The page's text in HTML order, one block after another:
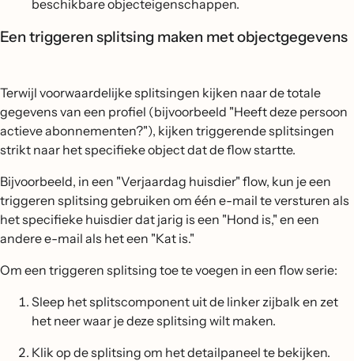
beschikbare objecteigenschappen.
Een triggeren splitsing maken met objectgegevens
Terwijl voorwaardelijke splitsingen kijken naar de totale
gegevens van een profiel (bijvoorbeeld "Heeft deze persoon
actieve abonnementen?"), kijken triggerende splitsingen
strikt naar het specifieke object dat de flow startte.
Bijvoorbeeld, in een "Verjaardag huisdier" flow, kun je een
triggeren splitsing gebruiken om één e-mail te versturen als
het specifieke huisdier dat jarig is een "Hond is," en een
andere e-mail als het een "Kat is."
Om een triggeren splitsing toe te voegen in een flow serie:
Sleep het splitscomponent uit de linker zijbalk en zet
het neer waar je deze splitsing wilt maken.
Klik op de splitsing om het detailpaneel te bekijken.